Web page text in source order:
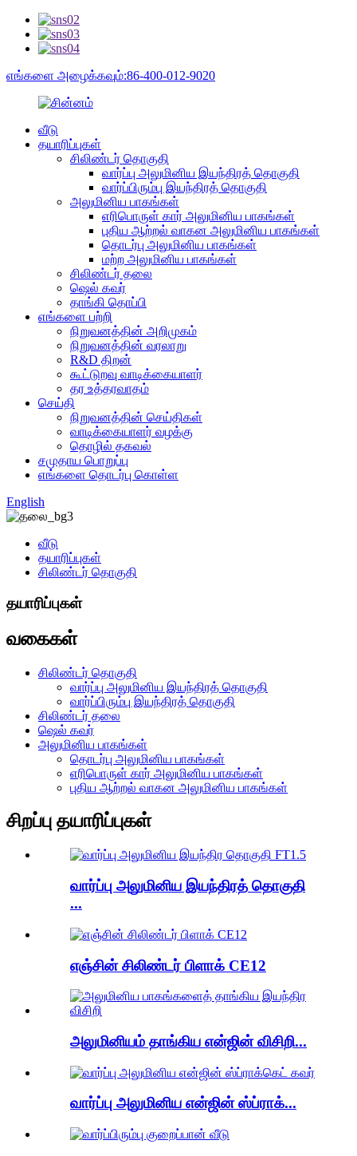
எங்களை அழைக்கவும்:86-400-012-9020
வீடு
தயாரிப்புகள்
சிலிண்டர் தொகுதி
வார்ப்பு அலுமினிய இயந்திரத் தொகுதி
வார்ப்பிரும்பு இயந்திரத் தொகுதி
அலுமினிய பாகங்கள்
எரிபொருள் கார் அலுமினிய பாகங்கள்
புதிய ஆற்றல் வாகன அலுமினிய பாகங்கள்
தொடர்பு அலுமினிய பாகங்கள்
மற்ற அலுமினிய பாகங்கள்
சிலிண்டர் தலை
ஷெல் கவர்
தாங்கி தொப்பி
எங்களை பற்றி
நிறுவனத்தின் அறிமுகம்
நிறுவனத்தின் வரலாறு
R&D திறன்
கூட்டுறவு வாடிக்கையாளர்
தர உத்தரவாதம்
செய்தி
நிறுவனத்தின் செய்திகள்
வாடிக்கையாளர் வழக்கு
தொழில் தகவல்
சமுதாய பொறுப்பு
எங்களை தொடர்பு கொள்ள
English
வீடு
தயாரிப்புகள்
சிலிண்டர் தொகுதி
தயாரிப்புகள்
வகைகள்
சிலிண்டர் தொகுதி
வார்ப்பு அலுமினிய இயந்திரத் தொகுதி
வார்ப்பிரும்பு இயந்திரத் தொகுதி
சிலிண்டர் தலை
ஷெல் கவர்
அலுமினிய பாகங்கள்
தொடர்பு அலுமினிய பாகங்கள்
எரிபொருள் கார் அலுமினிய பாகங்கள்
புதிய ஆற்றல் வாகன அலுமினிய பாகங்கள்
சிறப்பு தயாரிப்புகள்
வார்ப்பு அலுமினிய இயந்திரத் தொகுதி
...
எஞ்சின் சிலிண்டர் பிளாக் CE12
அலுமினியம் தாங்கிய என்ஜின் விசிறி...
வார்ப்பு அலுமினிய என்ஜின் ஸ்ப்ராக்...